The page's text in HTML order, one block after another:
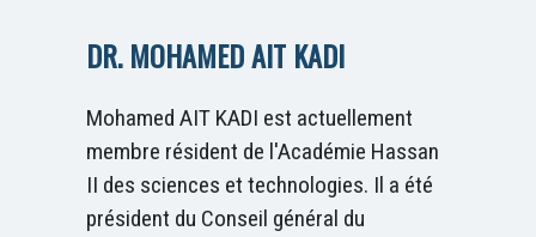
DR. MOHAMED AIT KADI
Mohamed AIT KADI est actuellement
membre résident de l'Académie Hassan
II des sciences et technologies. Il a été
président du Conseil général du